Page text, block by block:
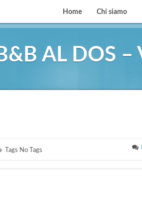
Home Chi siamo
AL DOS –
Tags No Tags